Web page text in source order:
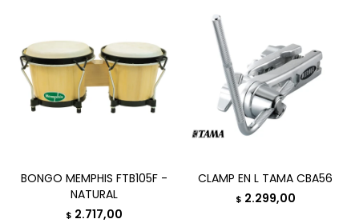
BONGO MEMPHIS FTB105F -
NATURAL
$ 2.717,00
CLAMP EN L TAMA CBA56
$ 2.299,00